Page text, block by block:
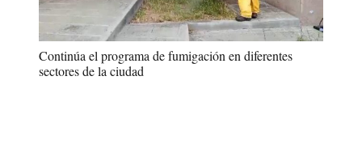
Continúa el programa de fumigación en diferentes
sectores de la ciudad